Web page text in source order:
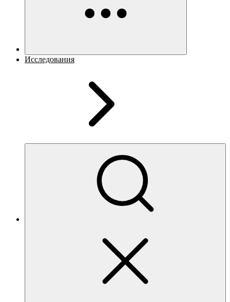
Исследования